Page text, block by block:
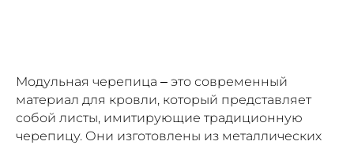
Модульная черепица – это современный
материал для кровли, который представляет
собой листы, имитирующие традиционную
черепицу. Они изготовлены из металлических